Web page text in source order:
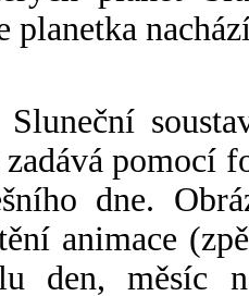
planetka
Sluneční
pomocí
dne.
animace
den, měsíc